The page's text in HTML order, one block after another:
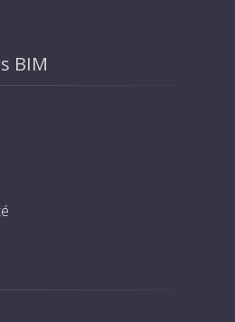
BIM